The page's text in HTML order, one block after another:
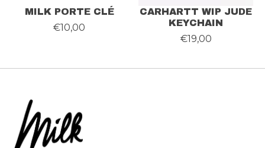
MILK PORTE CLÉ
€10,00
CARHARTT WIP JUDE
KEYCHAIN
€19,00